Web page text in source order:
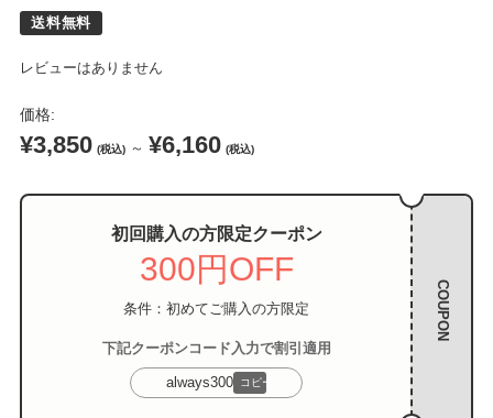
レビューはありません
価格:
¥3,850 (税込) ～ ¥6,160 (税込)
初回購入の方限定クーポン
300円OFF
条件：初めてご購入の方限定
下記クーポンコード入力で割引適用
always300 コピー
COUPON